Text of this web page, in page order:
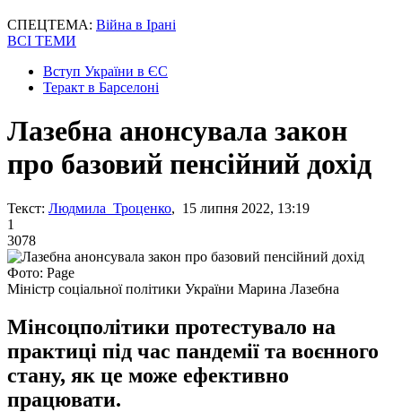
СПЕЦТЕМА: Війна в Ірані
ВСІ ТЕМИ
Вступ України в ЄС
Теракт в Барселоні
Лазебна анонсувала закон
про базовий пенсійний дохід
Текст: Людмила Троценко, 15 липня 2022, 13:19
1
3078
Фото: Page
Міністр соціальної політики України Марина Лазебна
Мінсоцполітики протестувало на
практиці під час пандемії та воєнного
стану, як це може ефективно
працювати.